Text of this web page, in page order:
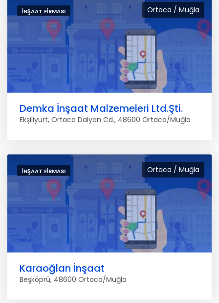
Ortaca / Muğla
İNŞAAT FIRMASI
Demka İnşaat Malzemeleri Ltd.Şti.
Ekşiliyurt, Ortaca Dalyan Cd., 48600 Ortaca/Muğla
Ortaca / Muğla
İNŞAAT FIRMASI
Karaoğlan İnşaat
Beşköprü, 48600 Ortaca/Muğla